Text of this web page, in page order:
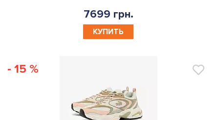
7699 грн.
КУПИТЬ
- 15 %